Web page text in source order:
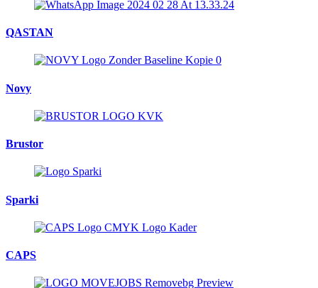
QASTAN
Novy
Brustor
Sparki
CAPS